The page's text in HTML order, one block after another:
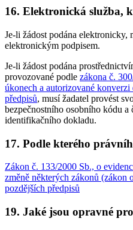
16. Elektronická služba,
Je-li žádost podána elektronicky,
elektronickým podpisem.
Je-li žádost podána
provozované podle zákona č.
úkonech a autorizované
předpisů, musí žadatel provést
bezpečnostního osobního kódu
identifikačního dokladu.
17. Podle kterého
Zákon č. 133/2000 Sb., o
změně některých zákonů (zákon
pozdějších předpisů
19. Jaké jsou opravné